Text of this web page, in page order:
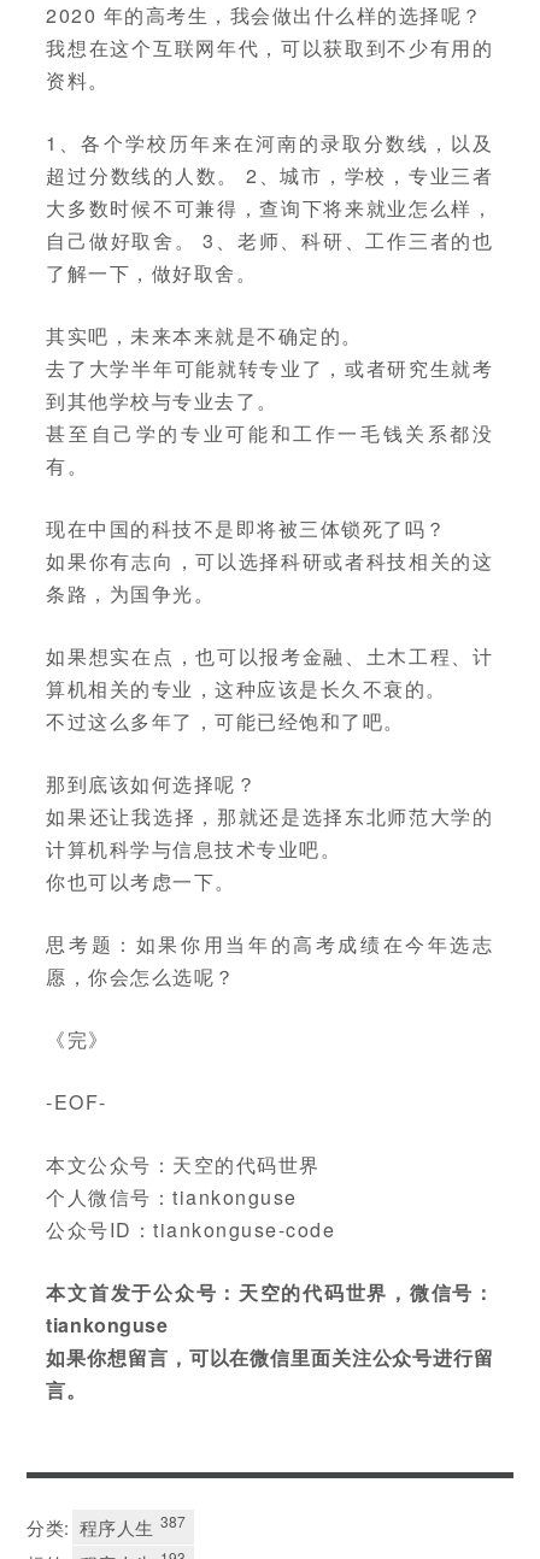
2020 年的高考生，我会做出什么样的选择呢？
我想在这个互联网年代，可以获取到不少有用的
资料。
1、各个学校历年来在河南的录取分数线，以及
超过分数线的人数。 2、城市，学校，专业三者
大多数时候不可兼得，查询下将来就业怎么样，
自己做好取舍。 3、老师、科研、工作三者的也
了解一下，做好取舍。
其实吧，未来本来就是不确定的。
去了大学半年可能就转专业了，或者研究生就考
到其他学校与专业去了。
甚至自己学的专业可能和工作一毛钱关系都没
有。
现在中国的科技不是即将被三体锁死了吗？
如果你有志向，可以选择科研或者科技相关的这
条路，为国争光。
如果想实在点，也可以报考金融、土木工程、计
算机相关的专业，这种应该是长久不衰的。
不过这么多年了，可能已经饱和了吧。
那到底该如何选择呢？
如果还让我选择，那就还是选择东北师范大学的
计算机科学与信息技术专业吧。
你也可以考虑一下。
思考题：如果你用当年的高考成绩在今年选志
愿，你会怎么选呢？
《完》
-EOF-
本文公众号：天空的代码世界
个人微信号：tiankonguse
公众号ID：tiankonguse-code
本文首发于公众号：天空的代码世界，微信号：
tiankonguse
如果你想留言，可以在微信里面关注公众号进行留
言。
分类: 程序人生 387